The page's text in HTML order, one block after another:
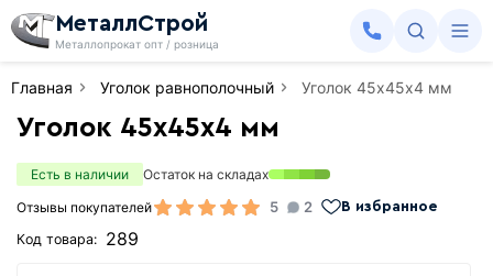
МеталлСтрой
Металлопрокат опт / розница
Главная Уголок равнополочный Уголок 45х45х4 мм
Уголок 45х45х4 мм
Есть в наличии
Остаток на складах
Отзывы покупателей
5 2 В избранное
Код товара: 289